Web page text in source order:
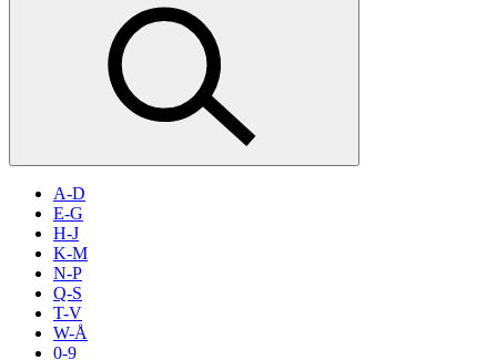
Mat og drikke
Aktiviteter
Inspirasjon
Søk
A-D
E-G
H-J
K-M
N-P
Q-S
T-V
W-Å
0-9